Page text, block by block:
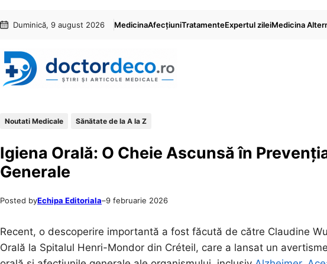
conținut
content
Duminică, 9 august 2026 MedicinaAfecțiuniTratamenteExpertul zileiMedicina
Noutati Medicale Sănătate de la A la Z
Igiena Orală: O Cheie Ascunsă în
Generale
Posted byEchipa Editoriala–9 februarie 2026
Recent, o descoperire importantă a fost făcută de către Claudine
Orală la Spitalul Henri-Mondor din Créteil, care a lansat un